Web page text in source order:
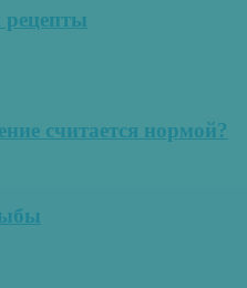
считается нормой?